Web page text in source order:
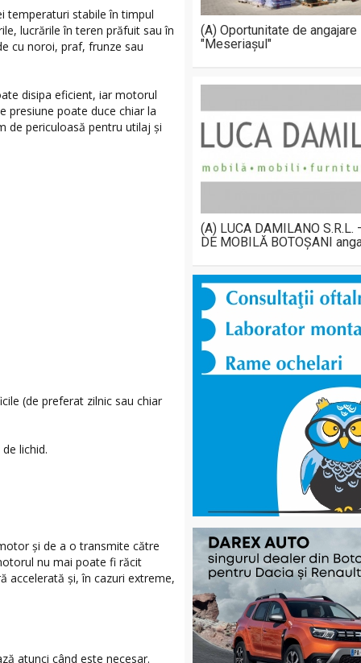
temperaturi stabile în timpul
lucrările în teren prăfuit sau în
cu noroi, praf, frunze sau
disipa eficient, iar motorul
presiune poate duce chiar la
de periculoasă pentru utilaj și
(de preferat zilnic sau chiar
lichid.
și de a o transmite către
nu mai poate fi răcit
accelerată și, în cazuri extreme,
atunci când este necesar.
(A) Oportunitate de
"Meseriașul"
(A) LUCA DAMILANO S.R.L.
DE MOBILĂ BOTOȘANI